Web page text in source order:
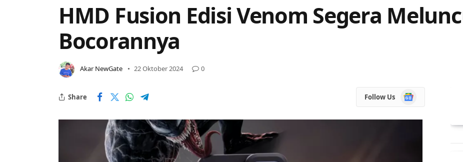
HMD Fusion Edisi Venom Segera
Bocorannya
Akar NewGate 22 Oktober 2024 0
Share Follow Us
Google
News